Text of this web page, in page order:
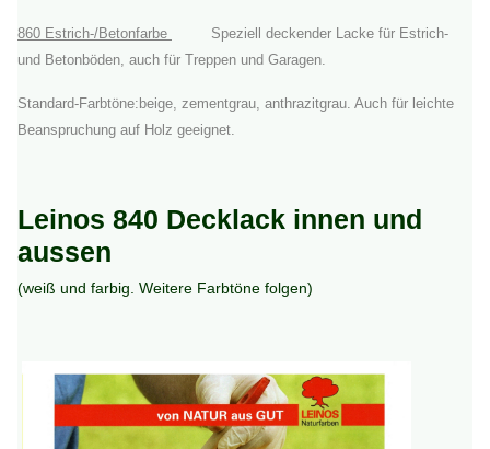
860 Estrich-/Betonfarbe
Speziell deckender Lacke für Estrich-
und Betonböden, auch für Treppen und Garagen.
Standard-Farbtöne:beige, zementgrau, anthrazitgrau. Auch für leichte
Beanspruchung auf Holz geeignet.
Leinos 840 Decklack innen und
aussen
(weiß und farbig. Weitere Farbtöne folgen)